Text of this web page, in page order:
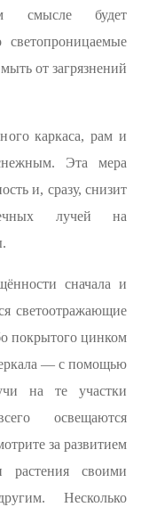
смысле будет
светопроницаемые
от загрязнений
каркаса, рам и
Эта мера
и, сразу, снизит
лучей на
сначала и
светоотражающие
покрытого цинком
— с помощью
на те участки
освещаются
за развитием
растения своими
Несколько